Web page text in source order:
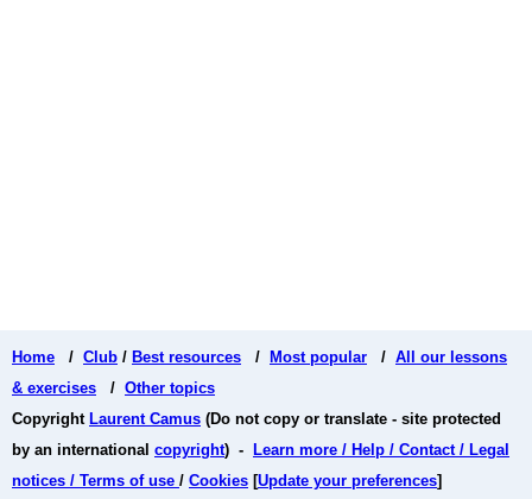
Home / Club / Best resources / Most popular / All our lessons
& exercises / Other topics
Copyright Laurent Camus (Do not copy or translate - site protected
by an international copyright) -
Learn more / Help / Contact / Legal
notices / Terms of use / Cookies [Update your preferences]